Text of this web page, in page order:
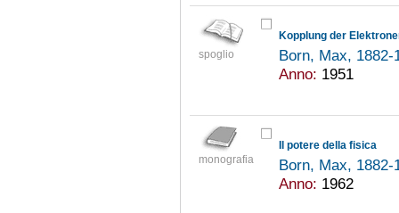
spoglio
Born, Max,
Anno: 1951
monografia
Il potere della fisica
Born, Max,
Anno: 1962